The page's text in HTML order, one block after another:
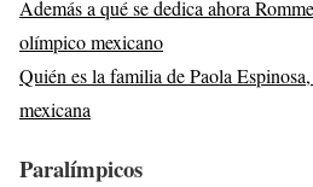
Además a qué se dedica ahora
olímpico mexicano
Quién es la familia de Paola
mexicana
Paralímpicos